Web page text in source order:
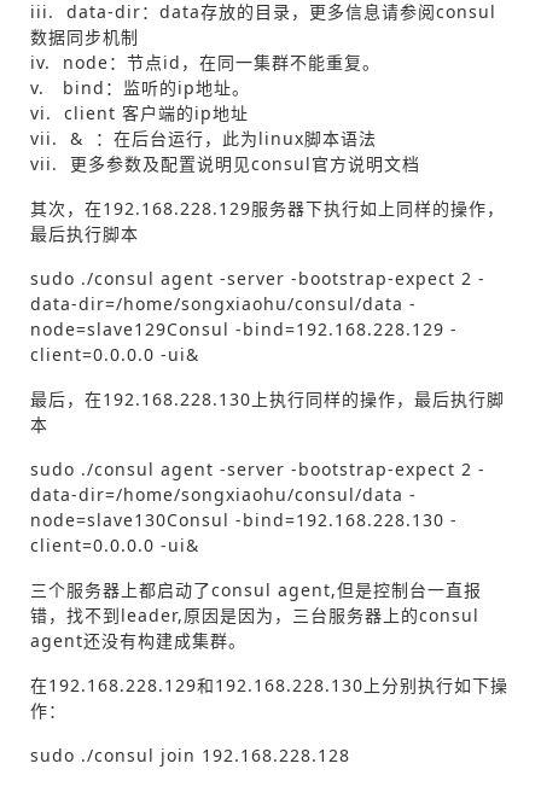
iii. data-dir：data存放的目录，更多信息请参阅consul
数据同步机制
iv. node：节点id，在同一集群不能重复。
v. bind：监听的ip地址。
vi. client 客户端的ip地址
vii. & ：在后台运行，此为linux脚本语法
vii. 更多参数及配置说明见consul官方说明文档
其次，在192.168.228.129服务器下执行如上同样的操作，
最后执行脚本
sudo ./consul agent -server -bootstrap-expect 2 -
data-dir=/home/songxiaohu/consul/data -
node=slave129Consul -bind=192.168.228.129 -
client=0.0.0.0 -ui&
最后，在192.168.228.130上执行同样的操作，最后执行脚
本
sudo ./consul agent -server -bootstrap-expect 2 -
data-dir=/home/songxiaohu/consul/data -
node=slave130Consul -bind=192.168.228.130 -
client=0.0.0.0 -ui&
三个服务器上都启动了consul agent,但是控制台一直报
错，找不到leader,原因是因为，三台服务器上的consul
agent还没有构建成集群。
在192.168.228.129和192.168.228.130上分别执行如下操
作：
sudo ./consul join 192.168.228.128